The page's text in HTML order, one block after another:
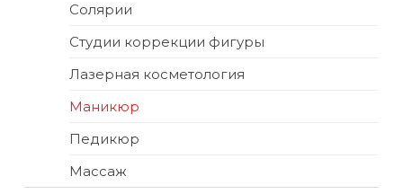
Солярии
Студии коррекции фигуры
Лазерная косметология
Маникюр
Педикюр
Массаж